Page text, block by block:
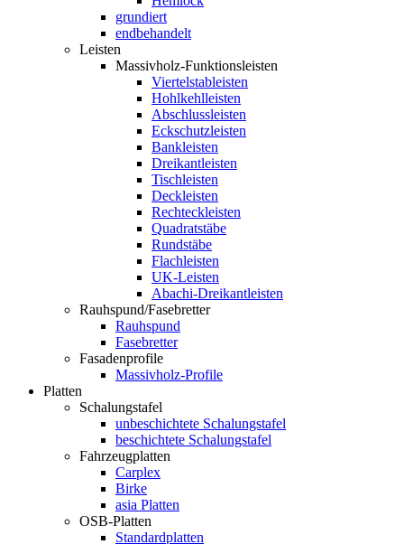
grundiert
endbehandelt
Leisten
Massivholz-Funktionsleisten
Viertelstableisten
Hohlkehlleisten
Abschlussleisten
Eckschutzleisten
Bankleisten
Dreikantleisten
Tischleisten
Deckleisten
Rechteckleisten
Quadratstäbe
Rundstäbe
Flachleisten
UK-Leisten
Abachi-Dreikantleisten
Rauhspund/Fasebretter
Rauhspund
Fasebretter
Fasadenprofile
Massivholz-Profile
Platten
Schalungstafel
unbeschichtete Schalungstafel
beschichtete Schalungstafel
Fahrzeugplatten
Carplex
Birke
asia Platten
OSB-Platten
Standardplatten